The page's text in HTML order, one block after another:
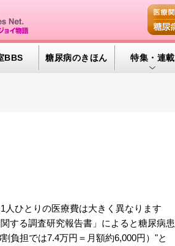
BBS 糖尿病のきほん 特集・連載
ひとりの医療費は大きく異なります
する調査研究報告書」によると糖尿病患
負担では7.4万円＝月額約6,000円）"と